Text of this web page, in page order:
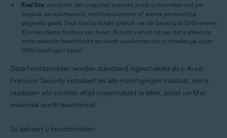
Real Site: voorkomt dat u nepsites bezoekt, zodat u criminelen niet per
ongeluk uw wachtwoord, creditcardnummer of andere persoonlijke
gegevens geeft. Deze functie maakt gebruik van de beveiligde DNS-servers
(Domain Name System) van Avast. Zo kunt u ervan op aan dat u alleen op
echte websites terechtkomt en wordt voorkomen dat criminelen uw eigen
DNS-instellingen kapen.
Deze hoofdschilden worden standaard ingeschakeld als u Avast
Premium Security installeert en alle machtigingen toestaat. Het is
raadzaam alle schilden altijd ingeschakeld te laten, zodat uw Mac
maximaal wordt beschermd.
Zo beheert u hoofdschilden: